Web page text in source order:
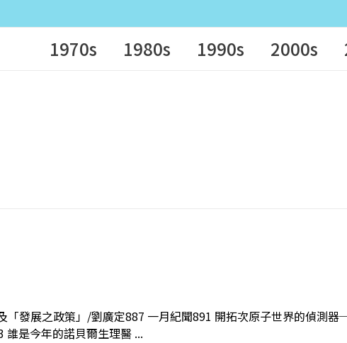
1970s 1980s 1990s 2000s
「發展之政策」/劉廣定887 一月紀聞891 開拓次原子世界的偵測
是今年的諾貝爾生理醫 ...